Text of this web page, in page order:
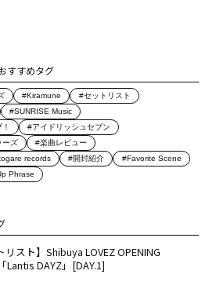
すすめタグ
#Kiramune
#セットリスト
#SUNRISE Music
#アイドリッシュセブン
ーズ
#楽曲レビュー
records #開封紹介
#Favorite Scene
Phrase
リスト】Shibuya LOVEZ OPENING
Lantis DAYZ」[DAY.1]